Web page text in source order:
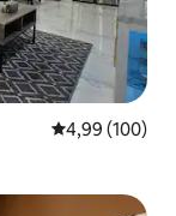
Średnia
4,99 (100)